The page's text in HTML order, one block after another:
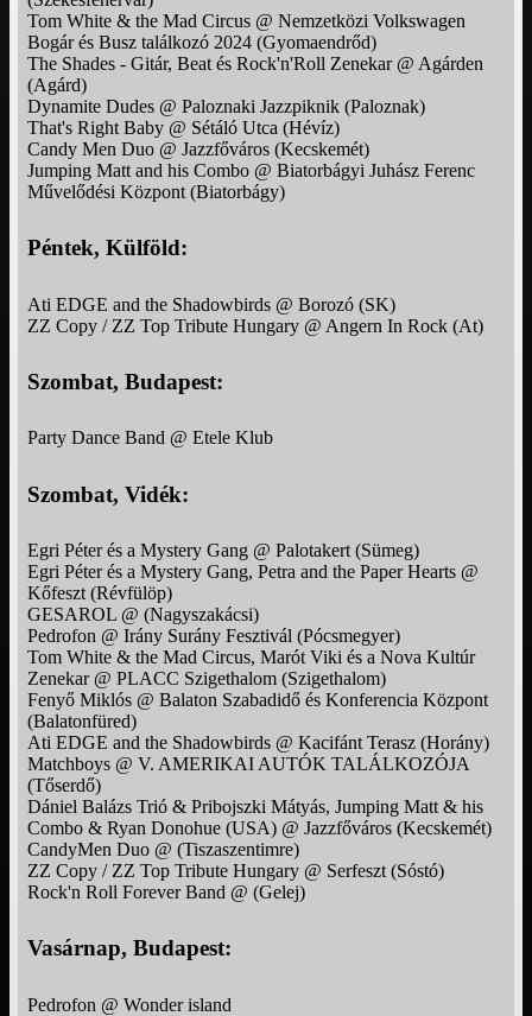
Tom White & the Mad Circus @ Nemzetközi Volkswagen
Bogár és Busz találkozó 2024 (Gyomaendrőd)
The Shades - Gitár, Beat és Rock'n'Roll Zenekar @ Agárden
(Agárd)
Dynamite Dudes @ Paloznaki Jazzpiknik (Paloznak)
That's Right Baby @ Sétáló Utca (Hévíz)
Candy Men Duo @ Jazzfőváros (Kecskemét)
Jumping Matt and his Combo @ Biatorbágyi Juhász Ferenc
Művelődési Központ (Biatorbágy)
Péntek, Külföld:
Ati EDGE and the Shadowbirds @ Borozó (SK)
ZZ Copy / ZZ Top Tribute Hungary @ Angern In Rock (At)
Szombat, Budapest:
Party Dance Band @ Etele Klub
Szombat, Vidék:
Egri Péter és a Mystery Gang @ Palotakert (Sümeg)
Egri Péter és a Mystery Gang, Petra and the Paper Hearts @
Kőfeszt (Révfülöp)
GESAROL @ (Nagyszakácsi)
Pedrofon @ Irány Surány Fesztivál (Pócsmegyer)
Tom White & the Mad Circus, Marót Viki és a Nova Kultúr
Zenekar @ PLACC Szigethalom (Szigethalom)
Fenyő Miklós @ Balaton Szabadidő és Konferencia Központ
(Balatonfüred)
Ati EDGE and the Shadowbirds @ Kacifánt Terasz (Horány)
Matchboys @ V. AMERIKAI AUTÓK TALÁLKOZÓJA
(Tőserdő)
Dániel Balázs Trió & Pribojszki Mátyás, Jumping Matt & his
Combo & Ryan Donohue (USA) @ Jazzfőváros (Kecskemét)
CandyMen Duo @ (Tiszaszentimre)
ZZ Copy / ZZ Top Tribute Hungary @ Serfeszt (Sóstó)
Rock'n Roll Forever Band @ (Gelej)
Vasárnap, Budapest:
Pedrofon @ Wonder island